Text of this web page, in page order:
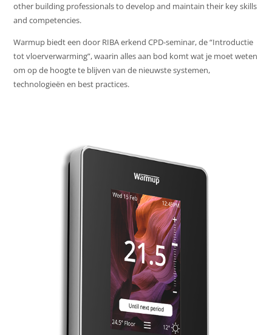
other building professionals to develop and maintain their key skills
and competencies.
Warmup biedt een door RIBA erkend CPD-seminar, de “Introductie
tot vloerverwarming”, waarin alles aan bod komt wat je moet weten
om op de hoogte te blijven van de nieuwste systemen,
technologieën en best practices.